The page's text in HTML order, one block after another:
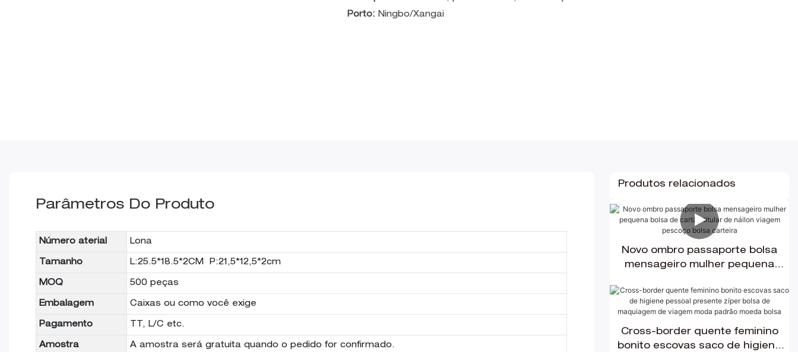
Porto: Ningbo/Xangai
Parâmetros Do Produto
Número aterial Lona
Tamanho L:25.5*18.5*2CM P:21,5*12,5*2cm
MOQ 500 peças
Embalagem Caixas ou como você exige
Pagamento TT, L/C etc.
Amostra A amostra será gratuita quando o pedido for confirmado.
Produtos relacionados
Novo ombro passaporte bolsa
mensageiro mulher pequena
viagem pescoço bolsa carteira
Cross-border quente feminino
bonito escovas saco de higiene